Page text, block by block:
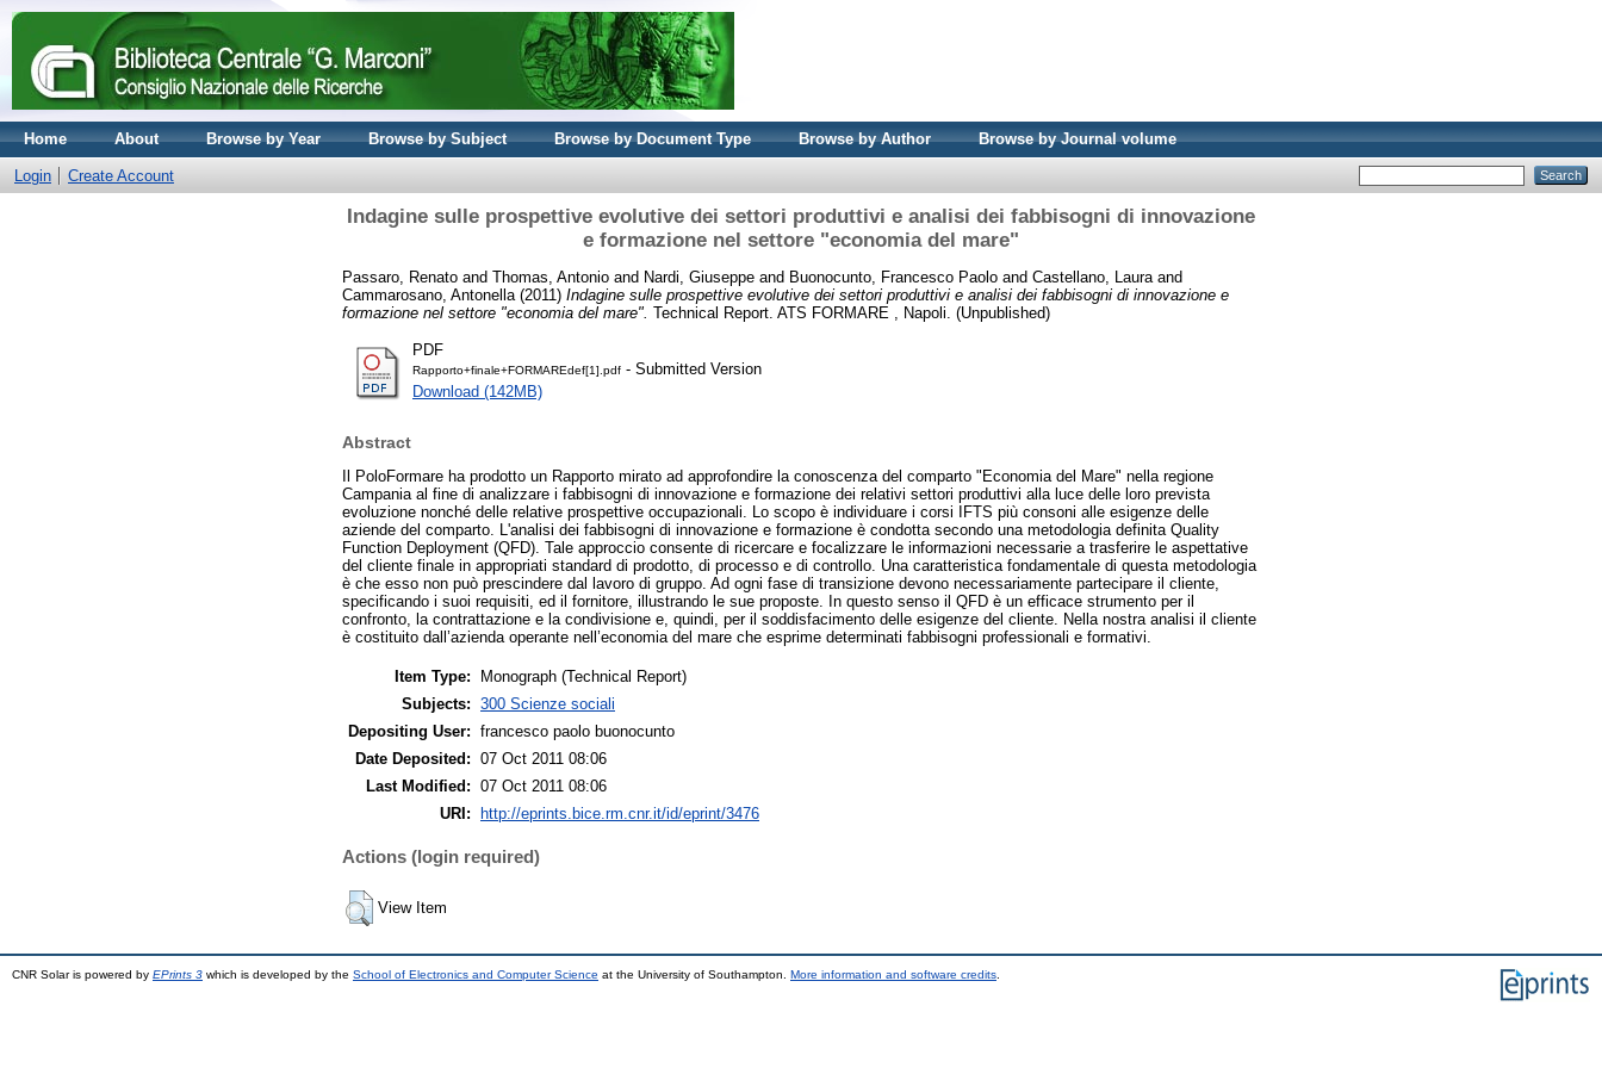
Home About Browse by Year Browse by Subject Browse by Document Type Browse by Author Browse by Journal volume
Login Create Account
Indagine sulle prospettive evolutive dei settori produttivi e analisi dei fabbisogni di innovazione
e formazione nel settore "economia del mare"
Passaro, Renato and Thomas, Antonio and Nardi, Giuseppe and Buonocunto, Francesco Paolo and Castellano, Laura and
Cammarosano, Antonella (2011) Indagine sulle prospettive evolutive dei settori produttivi e analisi dei fabbisogni di innovazione e
formazione nel settore "economia del mare". Technical Report. ATS FORMARE , Napoli. (Unpublished)
PDF
Rapporto+finale+FORMAREdef[1].pdf - Submitted Version
Download (142MB)
Abstract
Il PoloFormare ha prodotto un Rapporto mirato ad approfondire la conoscenza del comparto "Economia del Mare" nella regione
Campania al fine di analizzare i fabbisogni di innovazione e formazione dei relativi settori produttivi alla luce delle loro prevista
evoluzione nonché delle relative prospettive occupazionali. Lo scopo è individuare i corsi IFTS più consoni alle esigenze delle
aziende del comparto. L'analisi dei fabbisogni di innovazione e formazione è condotta secondo una metodologia definita Quality
Function Deployment (QFD). Tale approccio consente di ricercare e focalizzare le informazioni necessarie a trasferire le aspettative
del cliente finale in appropriati standard di prodotto, di processo e di controllo. Una caratteristica fondamentale di questa metodologia
è che esso non può prescindere dal lavoro di gruppo. Ad ogni fase di transizione devono necessariamente partecipare il cliente,
specificando i suoi requisiti, ed il fornitore, illustrando le sue proposte. In questo senso il QFD è un efficace strumento per il
confronto, la contrattazione e la condivisione e, quindi, per il soddisfacimento delle esigenze del cliente. Nella nostra analisi il cliente
è costituito dall’azienda operante nell’economia del mare che esprime determinati fabbisogni professionali e formativi.
Item Type:
Monograph (Technical Report)
Subjects: 300 Scienze sociali
Depositing User: francesco paolo buonocunto
Date Deposited: 07 Oct 2011 08:06
Last Modified: 07 Oct 2011 08:06
URI:
http://eprints.bice.rm.cnr.it/id/eprint/3476
Actions (login required)
View Item
CNR Solar is powered by EPrints 3 which is developed by the School of Electronics and Computer Science at the University of Southampton. More information and software credits